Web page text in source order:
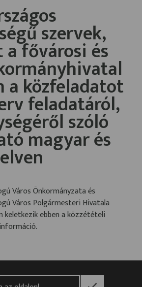
szervek,
fővárosi és
a közfeladatot
feladatáról,
szóló
magyar és
Város Önkormányzata és
Város Polgármesteri Hivatala
keletkezik ebben a közzétételi